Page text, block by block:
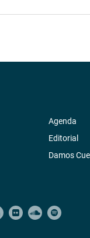
Agenda
Editorial
Damos